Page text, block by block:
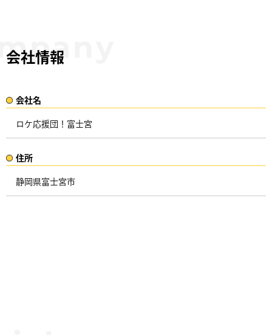
会社情報
会社名​
ロケ応援団！富士宮
住所​​
静岡県富士宮市 ​